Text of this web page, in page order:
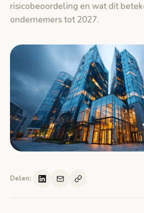
risicobeoordeling en wat dit
ondernemers tot 2027.
Delen: